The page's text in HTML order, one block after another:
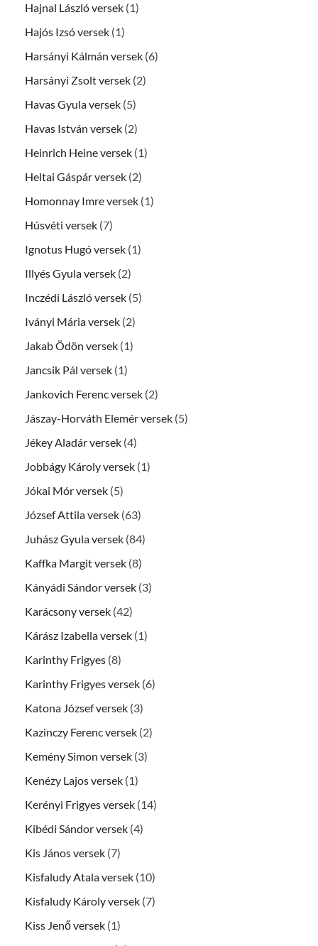
Hajnal László versek (1)
Hajós Izsó versek (1)
Harsányi Kálmán versek (6)
Harsányi Zsolt versek (2)
Havas Gyula versek (5)
Havas István versek (2)
Heinrich Heine versek (1)
Heltai Gáspár versek (2)
Homonnay Imre versek (1)
Húsvéti versek (7)
Ignotus Hugó versek (1)
Illyés Gyula versek (2)
Inczédi László versek (5)
Iványi Mária versek (2)
Jakab Ödön versek (1)
Jancsik Pál versek (1)
Jankovich Ferenc versek (2)
Jászay-Horváth Elemér versek (5)
Jékey Aladár versek (4)
Jobbágy Károly versek (1)
Jókai Mór versek (5)
József Attila versek (63)
Juhász Gyula versek (84)
Kaffka Margit versek (8)
Kányádi Sándor versek (3)
Karácsony versek (42)
Kárász Izabella versek (1)
Karinthy Frigyes (8)
Karinthy Frigyes versek (6)
Katona József versek (3)
Kazinczy Ferenc versek (2)
Kemény Simon versek (3)
Kenézy Lajos versek (1)
Kerényi Frigyes versek (14)
Kibédi Sándor versek (4)
Kis János versek (7)
Kisfaludy Atala versek (10)
Kisfaludy Károly versek (7)
Kiss Jenő versek (1)